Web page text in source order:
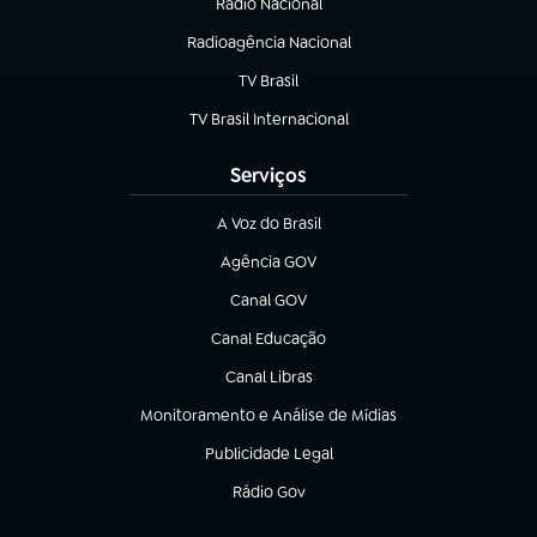
Rádio Nacional
Radioagência Nacional
(abre em nova aba)
TV Brasil
(abre em nova aba)
TV Brasil Internacional
(abre em nova aba)
Serviços
A Voz do Brasil
(abre em nova aba)
Agência GOV
(abre em nova aba)
Canal GOV
(abre em nova aba)
Canal Educação
(abre em nova aba)
Canal Libras
(abre em nova aba)
Monitoramento e Análise de Mídias
(abre em nova aba)
Publicidade Legal
(abre em nova aba)
Rádio Gov
(abre em nova aba)